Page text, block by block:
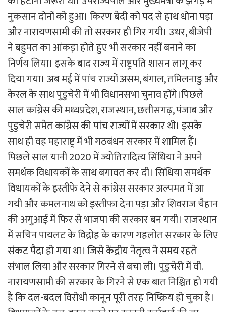
नुकसान दोनों को हुआ। किरण बेदी को पद से हाथ धोना पड़ा
और नारायणसामी की तो सरकार ही गिर गयी। उधर, बीजेपी
ने बहुमत का आंकड़ा होते हुए भी सरकार नहीं बनाने का
निर्णय लिया। इसके बाद राज्य में राष्ट्रपति शासन लागू कर
दिया गया। अब मई में पांच राज्यों असम, बंगाल, तमिलनाडु और
केरल के साथ पुडुचेरी में भी विधानसभा चुनाव होंगे।पिछले
साल कांग्रेस की मध्यप्रदेश, राजस्थान, छत्तीसगढ़, पंजाब और
पुडुचेरी समेत कांग्रेस की पांच राज्यों में सरकार थी। इसके
साथ ही वह महाराष्ट्र में भी गठबंधन सरकार में शामिल हैं।
पिछले साल यानी 2020 में ज्योतिरादित्य सिंधिया ने अपने
समर्थक विधायकों के साथ बगावत कर दी। सिंधिया समर्थक
विधायकों के इस्तीफे देने से कांग्रेस सरकार अल्पमत में आ
गयी और कमलनाथ को इस्तीफा देना पड़ा और शिवराज चैहान
की अगुआई में फिर से भाजपा की सरकार बन गयी। राजस्थान
में सचिन पायलट के विद्रोह के कारण गहलोत सरकार के लिए
संकट पैदा हो गया था। जिसे केंद्रीय नेतृत्व ने समय रहते
संभाल लिया और सरकार गिरने से बचा ली। पुडुचेरी में वी.
नारायणसामी की सरकार के गिरने से एक बात निश्चित हो गयी
है कि दल-बदल विरोधी कानून पूरी तरह निष्क्रिय हो चुका है।